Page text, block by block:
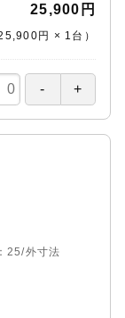
25,900円
円 × 1 台 ）
25/外寸法